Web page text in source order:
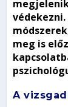
meg is
A